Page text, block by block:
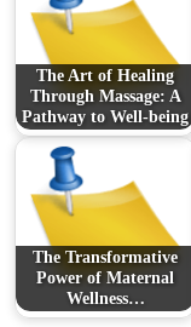
The Art of Healing
Through Massage: A
Pathway to Well-being
The Transformative
Power of Maternal
Wellness…